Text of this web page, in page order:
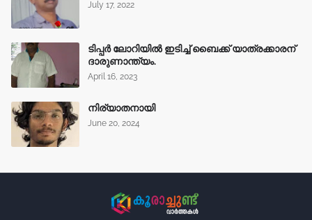
July 17, 2022
ടിപ്പർ ലോറിയിൽ ഇടിച്ച് ബൈക്ക് യാത്രക്കാരന്
ദാരുണാന്ത്യം.
April 16, 2023
നിര്യാതനായി
June 20, 2024